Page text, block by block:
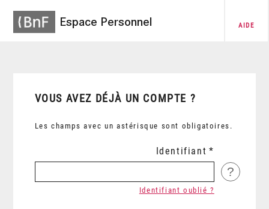
Espace Personnel AIDE
VOUS AVEZ DÉJÀ UN COMPTE ?
Les champs avec un astérisque sont obligatoires.
Identifiant
?
Identifiant oublié ?